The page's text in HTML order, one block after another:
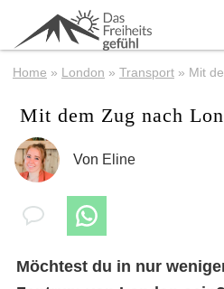
Home » London » Transport » Mit
Mit dem Zug nach
Von Eline
Möchtest du in nur